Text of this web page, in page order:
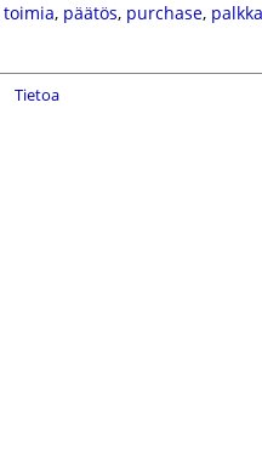
toimia, päätös, purchase, palkka
Tietoa